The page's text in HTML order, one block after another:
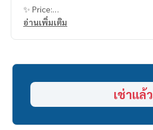
✨ Price:
170,000.- / เดือน
______________________
HOME - REAL ESTATE SERVICES
อ่านเพิ่มเติม
เช่าแล้ว